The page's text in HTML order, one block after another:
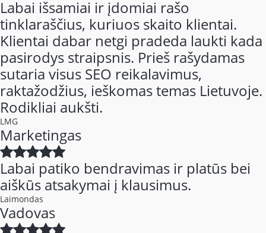
Labai išsamiai ir įdomiai rašo
tinklaraščius, kuriuos skaito klientai.
Klientai dabar netgi pradeda laukti kada
pasirodys straipsnis. Prieš rašydamas
sutaria visus SEO reikalavimus,
raktažodžius, ieškomas temas Lietuvoje.
Rodikliai aukšti.
LMG
Marketingas
Labai patiko bendravimas ir platūs bei
aiškūs atsakymai į klausimus.
Laimondas
Vadovas